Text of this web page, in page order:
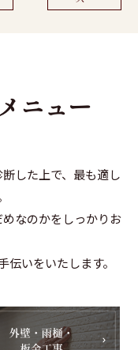
ニュー
した上で、最も適し
なのかをしっかりお
伝いをいたします。